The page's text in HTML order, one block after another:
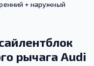
+ наружный
рычага Audi